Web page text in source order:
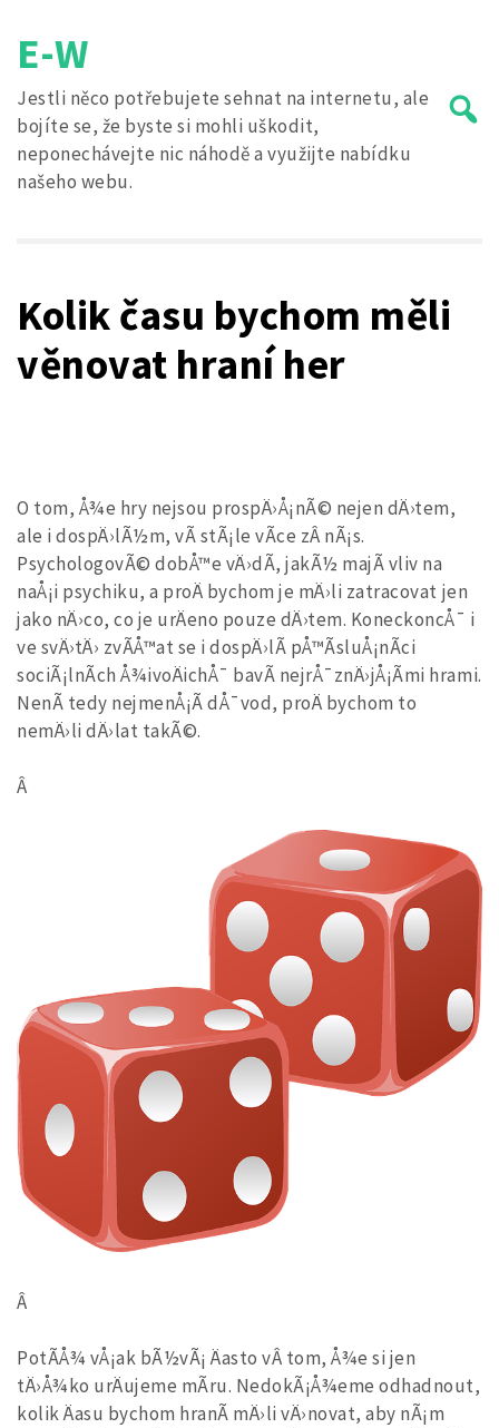
content
E-W
Jestli něco potřebujete sehnat na internetu, ale
bojíte se, že byste si mohli uškodit,
neponechávejte nic náhodě a využijte nabídku
našeho webu.
Kolik času bychom měli
věnovat hraní her
O tom, Å¾e hry nejsou prospÄ›Å¡nÃ© nejen dÄ›tem,
ale i dospÄ›lÃ½m, vÃ­ stÃ¡le vÃ­ce zÂ nÃ¡s.
PsychologovÃ© dobÅ™e vÄ›dÃ­, jakÃ½ majÃ­ vliv na
naÅ¡i psychiku, a proÄ bychom je mÄ›li zatracovat jen
jako nÄ›co, co je urÄeno pouze dÄ›tem. KoneckoncÅ¯ i
ve svÄ›tÄ› zvÃ­Å™at se i dospÄ›lÃ­ pÅ™Ã­sluÅ¡nÃ­ci
sociÃ¡lnÃ­ch Å¾ivoÄichÅ¯ bavÃ­ nejrÅ¯znÄ›jÅ¡Ã­mi hrami.
NenÃ­ tedy nejmenÅ¡Ã­ dÅ¯vod, proÄ bychom to
nemÄ›li dÄ›lat takÃ©.
Â
Â
PotÃ­Å¾ vÅ¡ak bÃ½vÃ¡ Äasto vÂ tom, Å¾e si jen
tÄ›Å¾ko urÄujeme mÃ­ru. NedokÃ¡Å¾eme odhadnout,
kolik Äasu bychom hranÃ­ mÄ›li vÄ›novat, aby nÃ¡m